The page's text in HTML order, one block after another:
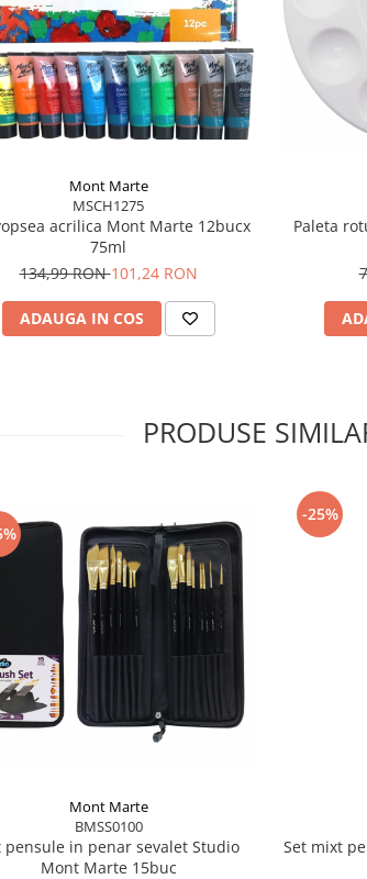
Mont Marte
MSCH1275
acrilica Mont Marte 12bucx
75ml
134,99 RON101,24 RON
ADAUGA IN COS
Paleta
PRODUSE
Mont Marte
BMSS0100
pensule in penar sevalet Studio
Mont Marte 15buc
-25%
Set mixt